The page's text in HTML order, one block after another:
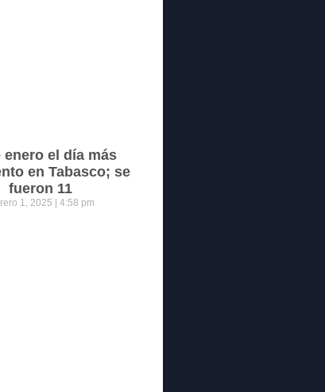
enero el día más
en Tabasco; se
fueron 11
1, 2025 4:58 pm